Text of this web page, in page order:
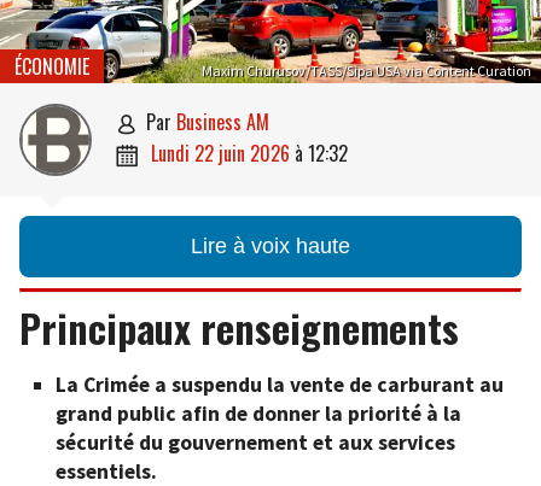
Maxim Churusov/TASS/Sipa USA via Content Curation
ÉCONOMIE
 par Business AM
 lundi 22 juin 2026 à 12:32
Lire à voix haute
Principaux renseignements
La Crimée a suspendu la vente de carburant au
grand public afin de donner la priorité à la
sécurité du gouvernement et aux services
essentiels.